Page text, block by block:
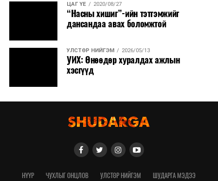
ЦАГ ҮЕ 2020/08/27
“Насны хишиг”-ийн тэтгэмжийг
дансандаа авах боломжтой
УЛСТӨР НИЙГЭМ 2026/05/13
УИХ: Өнөөдөр хуралдах ажлын
хэсгүүд
НҮҮР ЧУХЛЫГ ОНЦЛОВ УЛСТӨР НИЙГЭМ ШУДАРГА МЭДЭЭ